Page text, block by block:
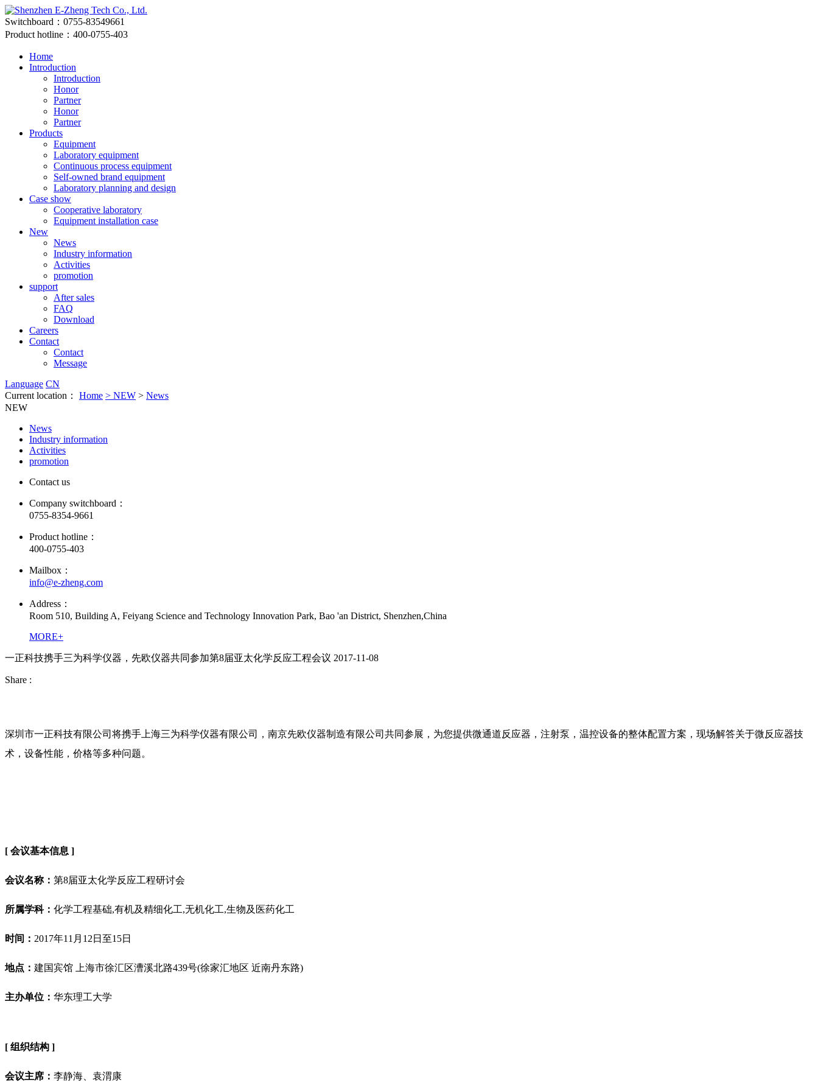
Switchboard：0755-83549661
Product hotline：400-0755-403
Home
Introduction
Introduction
Honor
Partner
Honor
Partner
Products
Equipment
Laboratory equipment
Continuous process equipment
Self-owned brand equipment
Laboratory planning and design
Case show
Cooperative laboratory
Equipment installation case
New
News
Industry information
Activities
promotion
support
After sales
FAQ
Download
Careers
Contact
Contact
Message
Language CN
Current location：
Home > NEW > News
NEW
News
Industry information
Activities
promotion
Contact us
Company switchboard：
0755-8354-9661
Product hotline：
400-0755-403
Mailbox：
info@e-zheng.com
Address：
Room 510, Building A, Feiyang Science and Technology Innovation Park, Bao 'an District, Shenzhen,China
MORE+
一正科技携手三为科学仪器，先欧仪器共同参加第8届亚太化学反应工程会议 2017-11-08
Share :
深圳市一正科技有限公司将携手上海三为科学仪器有限公司，南京先欧仪器制造有限公司共同参展，为您提供微通道反应器，注射泵，温控设备的整体配置方案，现场解答关于微反应器技
术，设备性能，价格等多种问题。
[ 会议基本信息 ]
会议名称： 第8届亚太化学反应工程研讨会
所属学科： 化学工程基础,有机及精细化工,无机化工,生物及医药化工
时间： 2017年11月12日至15日
地点： 建国宾馆 上海市徐汇区漕溪北路439号(徐家汇地区 近南丹东路)
主办单位： 华东理工大学
[ 组织结构 ]
会议主席： 李静海、袁渭康